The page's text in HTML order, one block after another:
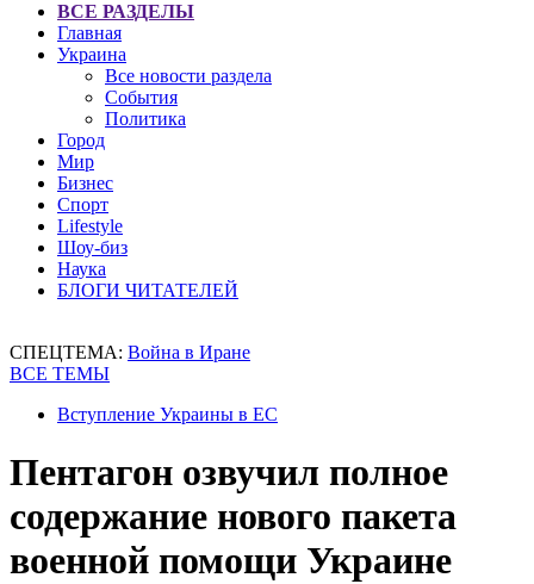
ВСЕ РАЗДЕЛЫ
Главная
Украина
Все новости раздела
События
Политика
Город
Мир
Бизнес
Спорт
Lifestyle
Шоу-биз
Наука
БЛОГИ ЧИТАТЕЛЕЙ
СПЕЦТЕМА: Война в Иране
ВСЕ ТЕМЫ
Вступление Украины в ЕС
Пентагон озвучил полное
содержание нового пакета
военной помощи Украине